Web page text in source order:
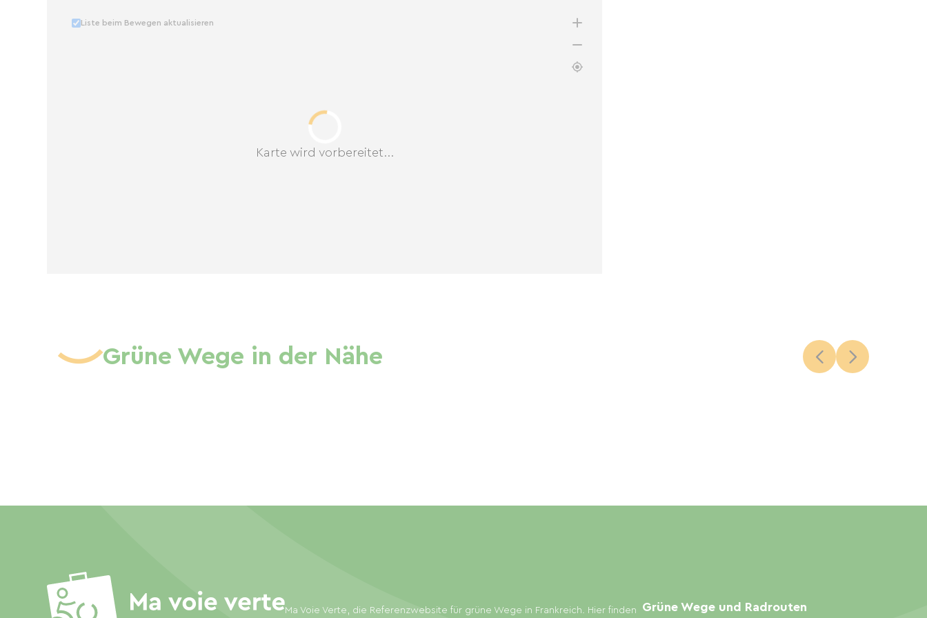
Karte wird vorbereitet...
Liste beim Bewegen aktualisieren
Grüne Wege in der Nähe
Ma Voie Verte, die Referenzwebsite für grüne Wege in Frankreich. Hier finden Grüne Wege und Radrouten